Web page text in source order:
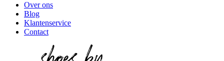
Over ons
Blog
Klantenservice
Contact